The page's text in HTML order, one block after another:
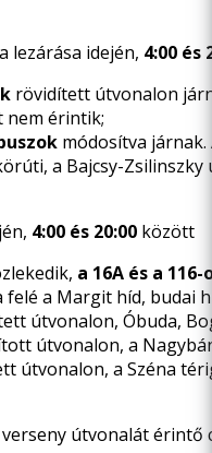
lezárása idején, 4:00 és
rövidített útvonalon
nem érintik;
módosítva
a Bajcsy-Zsilinszky
4:00 és 20:00 között
a 16A és a
felé a Margit híd, budai
útvonalon, Óbuda,
útvonalon, a
útvonalon, a Széna
útvonalát